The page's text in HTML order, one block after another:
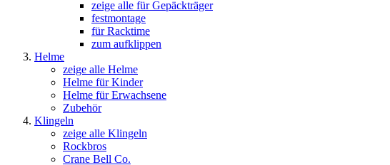
zeige alle für Gepäckträger
festmontage
für Racktime
zum aufklippen
Helme
zeige alle Helme
Helme für Kinder
Helme für Erwachsene
Zubehör
Klingeln
zeige alle Klingeln
Rockbros
Crane Bell Co.